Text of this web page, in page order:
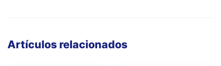
Artículos relacionados